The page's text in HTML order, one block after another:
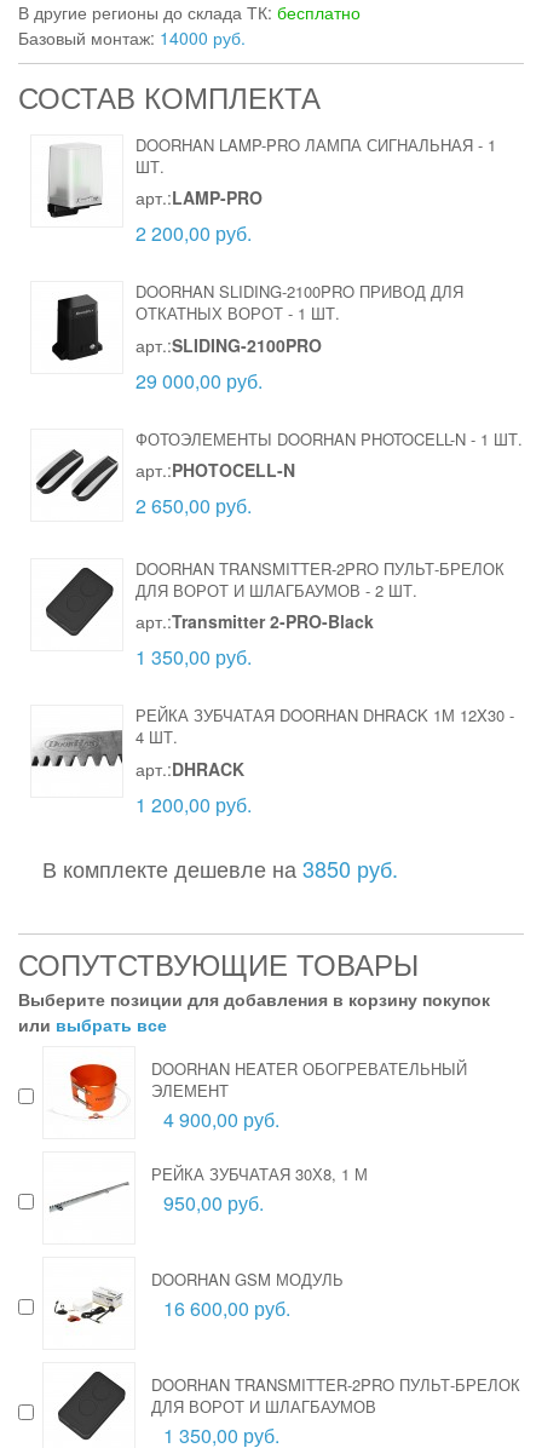
В другие регионы до склада ТК: бесплатно
Базовый монтаж: 14000 руб.
СОСТАВ КОМПЛЕКТА
DOORHAN LAMP-PRO ЛАМПА СИГНАЛЬНАЯ - 1
ШТ.
арт.:LAMP-PRO
2 200,00 руб.
DOORHAN SLIDING-2100PRO ПРИВОД ДЛЯ
ОТКАТНЫХ ВОРОТ - 1 ШТ.
арт.:SLIDING-2100PRO
29 000,00 руб.
ФОТОЭЛЕМЕНТЫ DOORHAN PHOTOCELL-N - 1 ШТ.
арт.:PHOTOCELL-N
2 650,00 руб.
DOORHAN TRANSMITTER-2PRO ПУЛЬТ-БРЕЛОК
ДЛЯ ВОРОТ И ШЛАГБАУМОВ - 2 ШТ.
арт.:Transmitter 2-PRO-Black
1 350,00 руб.
РЕЙКА ЗУБЧАТАЯ DOORHAN DHRACK 1М 12X30 -
4 ШТ.
арт.:DHRACK
1 200,00 руб.
В комплекте дешевле на 3850 руб.
СОПУТСТВУЮЩИЕ ТОВАРЫ
Выберите позиции для добавления в корзину покупок
или выбрать все
DOORHAN HEATER ОБОГРЕВАТЕЛЬНЫЙ
ЭЛЕМЕНТ
4 900,00 руб.
РЕЙКА ЗУБЧАТАЯ 30Х8, 1 М
950,00 руб.
DOORHAN GSM МОДУЛЬ
16 600,00 руб.
DOORHAN TRANSMITTER-2PRO ПУЛЬТ-БРЕЛОК
ДЛЯ ВОРОТ И ШЛАГБАУМОВ
1 350,00 руб.